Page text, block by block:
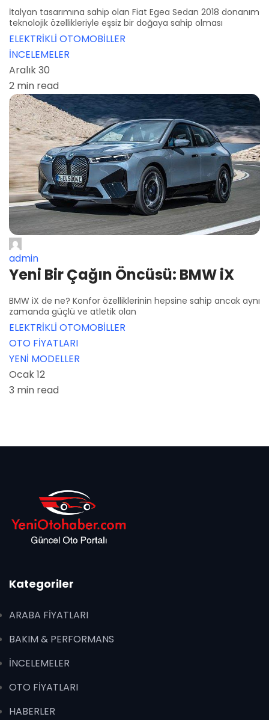
İtalyan tasarımına sahip olan Fiat Egea Sedan 2018 donanım
teknolojik özellikleriyle eşsiz bir doğaya sahip olması
ELEKTRİKLİ OTOMOBİLLER
İNCELEMELER
Aralık 30
2 min read
admin
Yeni Bir Çağın Öncüsü: BMW iX
BMW iX de ne? Konfor özelliklerinin hepsine sahip ancak aynı
zamanda güçlü ve atletik olan
ELEKTRİKLİ OTOMOBİLLER
OTO FİYATLARI
YENİ MODELLER
Ocak 12
3 min read
Kategoriler
ARABA FİYATLARI
BAKIM & PERFORMANS
İNCELEMELER
OTO FİYATLARI
HABERLER